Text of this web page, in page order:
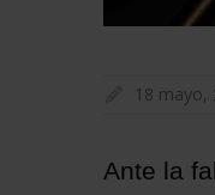
18 mayo,
Ante la